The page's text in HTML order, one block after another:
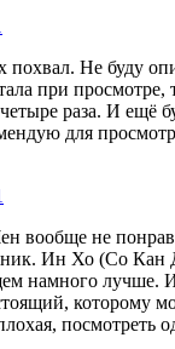
Не буду
при просмотре,
раза. И ещё
для
вообще не
Ин Хо (Со Кан
намного лучше.
которому
посмотреть